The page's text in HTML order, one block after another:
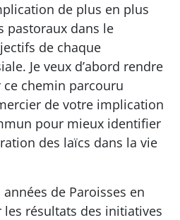
de plus en plus
pastoraux dans le
de chaque
Je veux d’abord rendre
ce chemin parcouru
de votre implication
pour mieux identifier
des laïcs dans la vie
de Paroisses en
résultats des initiatives